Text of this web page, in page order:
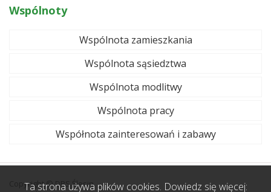
Wspólnoty
Wspólnota zamieszkania
Wspólnota sąsiedztwa
Wspólnota modlitwy
Wspólnota pracy
Współnota zainteresowań i zabawy
Copyright © DPS Ślesin.
Ta strona używa plików cookies. Dowiedz się więcej: